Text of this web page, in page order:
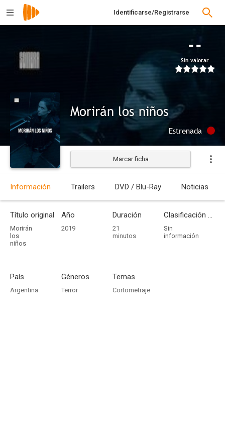
Identificarse/Registrarse
--
Sin valorar
Morirán los niños
Estrenada
Marcar ficha
Información Trailers DVD / Blu-Ray Noticias
Título original
Morirán
los
niños
Año
2019
Duración
21
minutos
Clasificación por edades
Sin
información
País
Argentina
Géneros
Terror
Temas
Cortometraje